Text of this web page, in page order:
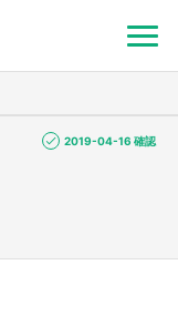
2019-04-16 確認